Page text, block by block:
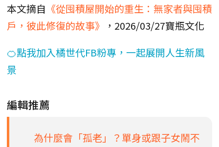
本文摘自 《從囤積屋開始的重生：無家者與囤積
戶，彼此修復的故事》
，2026/03/27寶瓶文化
🍊點我加入橘世代FB粉專，一起展開人生新風
景
編輯推薦
為什麼會「孤老」？單身或跟子女鬧不